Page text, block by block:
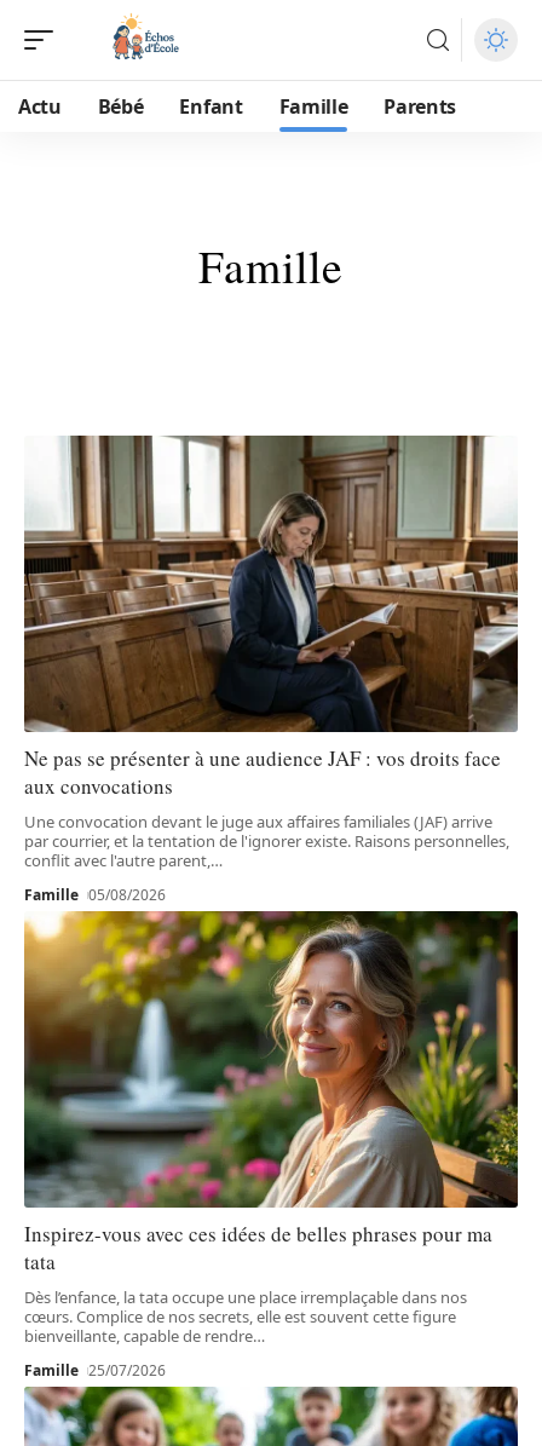
Actu Bébé Enfant Famille Parents
Famille
Ne pas se présenter à une audience JAF : vos droits face
aux convocations
Une convocation devant le juge aux affaires familiales (JAF) arrive
par courrier, et la tentation de l'ignorer existe. Raisons personnelles,
conflit avec l'autre parent,…
Famille 05/08/2026
Inspirez-vous avec ces idées de belles phrases pour ma
tata
Dès l’enfance, la tata occupe une place irremplaçable dans nos
cœurs. Complice de nos secrets, elle est souvent cette figure
bienveillante, capable de rendre…
Famille 25/07/2026